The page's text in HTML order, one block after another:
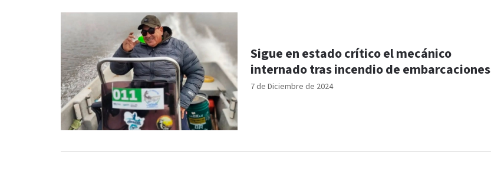
7 de Diciembre de 2024
Sigue en estado crítico el mecánico
internado tras incendio de embarcaciones